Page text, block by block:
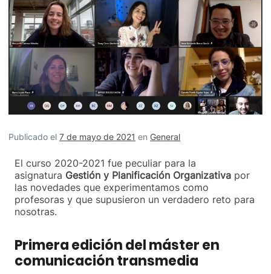
Publicado el 7 de mayo de 2021 en General
El curso 2020-2021 fue peculiar para la
asignatura Gestión y Planificación Organizativa por
las novedades que experimentamos como
profesoras y que supusieron un verdadero reto para
nosotras.
Primera edición del máster en
comunicación transmedia